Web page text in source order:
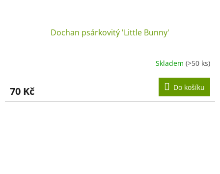
Dochan psárkovitý 'Little Bunny'
Skladem (>50 ks)
70 Kč Do košíku